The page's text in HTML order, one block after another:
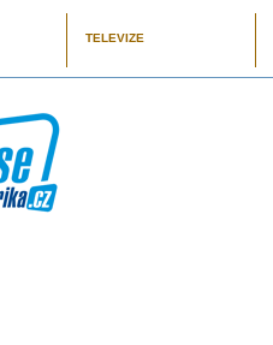
TELEVIZE